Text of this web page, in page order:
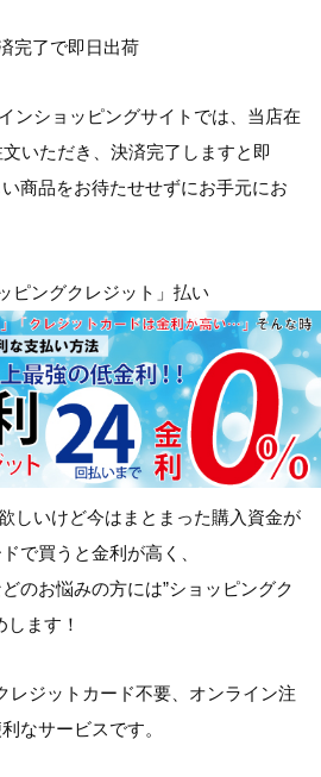
完了で即日出荷
ンショッピングサイトでは、当店在
いただき、決済完了しますと即
商品をお待たせせずにお手元にお
ピングクレジット」払い
しいけど今はまとまった購入資金が
で買うと金利が高く、
どのお悩みの方には”ショッピングク
します！
レジットカード不要、オンライン注
なサービスです。